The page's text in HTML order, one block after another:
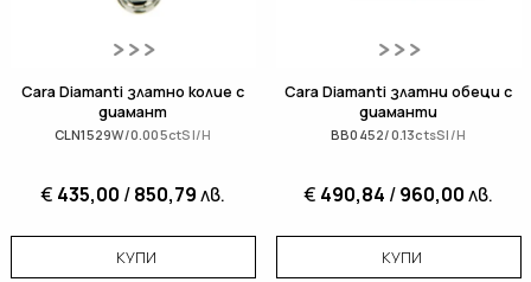
Cara Diamanti златно колие с
диамант
CLN1529W/0.005ctSI/H
€ 435,00 /850,79лв.
КУПИ
Cara Diamanti златни обеци с
диаманти
BB0452/0.13ctsSI/H
€ 490,84 /960,00лв.
КУПИ